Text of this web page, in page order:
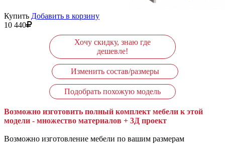
Купить Добавить в корзину
10 440
Хочу скидку, знаю где
дешевле!
Изменить состав/размеры
Подобрать похожую модель
Возможно изготовить полный комплект мебели к этой
модели - множество материалов + 3Д проект
Возможно изготовление мебели по вашим размерам